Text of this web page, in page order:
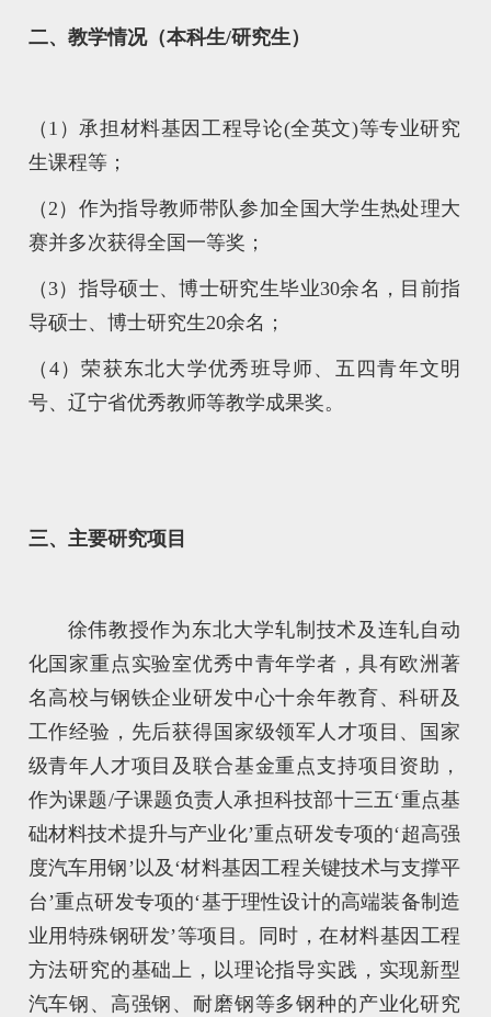
二、教学情况（本科生/研究生）
（1）承担材料基因工程导论(全英文)等专业研究
生课程等；
（2）作为指导教师带队参加全国大学生热处理大
赛并多次获得全国一等奖；
（3）指导硕士、博士研究生毕业30余名，目前指
导硕士、博士研究生20余名；
（4）荣获东北大学优秀班导师、五四青年文明
号、辽宁省优秀教师等教学成果奖。
三、主要研究项目
徐伟教授作为东北大学轧制技术及连轧自动
化国家重点实验室优秀中青年学者，具有欧洲著
名高校与钢铁企业研发中心十余年教育、科研及
工作经验，先后获得国家级领军人才项目、国家
级青年人才项目及联合基金重点支持项目资助，
作为课题/子课题负责人承担科技部十三五‘重点基
础材料技术提升与产业化’重点研发专项的‘超高强
度汽车用钢’以及‘材料基因工程关键技术与支撑平
台’重点研发专项的‘基于理性设计的高端装备制造
业用特殊钢研发’等项目。同时，在材料基因工程
方法研究的基础上，以理论指导实践，实现新型
汽车钢、高强钢、耐磨钢等多钢种的产业化研究